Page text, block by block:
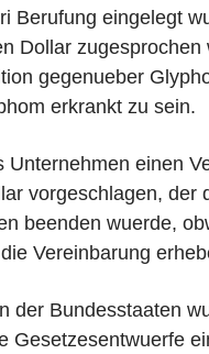
Berufung eingelegt
Dollar
gegenueber
erkrankt zu sein.
Unternehmen einen
vorgeschlagen, der
beenden wuerde,
Vereinbarung
der Bundesstaaten
Gesetzesentwuerfe